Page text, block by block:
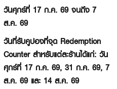
วันศุกร์ที่ 17 ก.ค. 69 จนถึง 7
ส.ค. 69
วันที่รับคูปองที่จุด Redemption
Counter สำหรับแต่ละร้านได้แก่: วัน
ศุกร์ที่ 17 ก.ค. 69, 31 ก.ค. 69, 7
ส.ค. 69 และ 14 ส.ค. 69